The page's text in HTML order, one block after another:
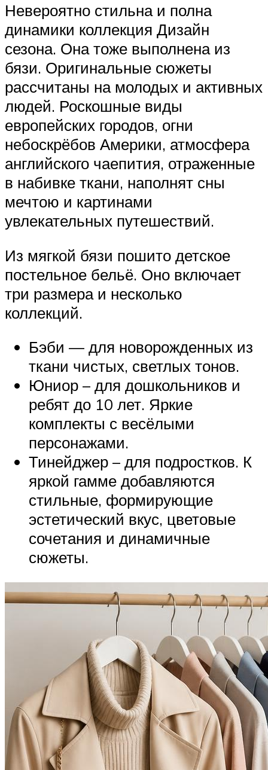
Невероятно стильна и полна
динамики коллекция Дизайн
сезона. Она тоже выполнена из
бязи. Оригинальные сюжеты
рассчитаны на молодых и активных
людей. Роскошные виды
европейских городов, огни
небоскрёбов Америки, атмосфера
английского чаепития, отраженные
в набивке ткани, наполнят сны
мечтою и картинами
увлекательных путешествий.
Из мягкой бязи пошито детское
постельное бельё. Оно включает
три размера и несколько
коллекций.
Бэби — для новорожденных из
ткани чистых, светлых тонов.
Юниор – для дошкольников и
ребят до 10 лет. Яркие
комплекты с весёлыми
персонажами.
Тинейджер – для подростков. К
яркой гамме добавляются
стильные, формирующие
эстетический вкус, цветовые
сочетания и динамичные
сюжеты.